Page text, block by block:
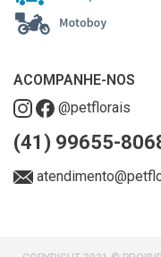
ACOMPANHE-NOS
@petflorais
(41) 99655-